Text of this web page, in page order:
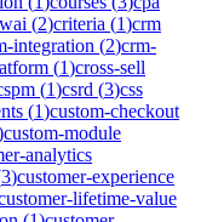
(2)criteria (1)crm
integration (2)crm-
(1)cross-sell
(1)csrd (3)css
(1)custom-checkout
custom-module
analytics
3)customer-experience
lifetime-value